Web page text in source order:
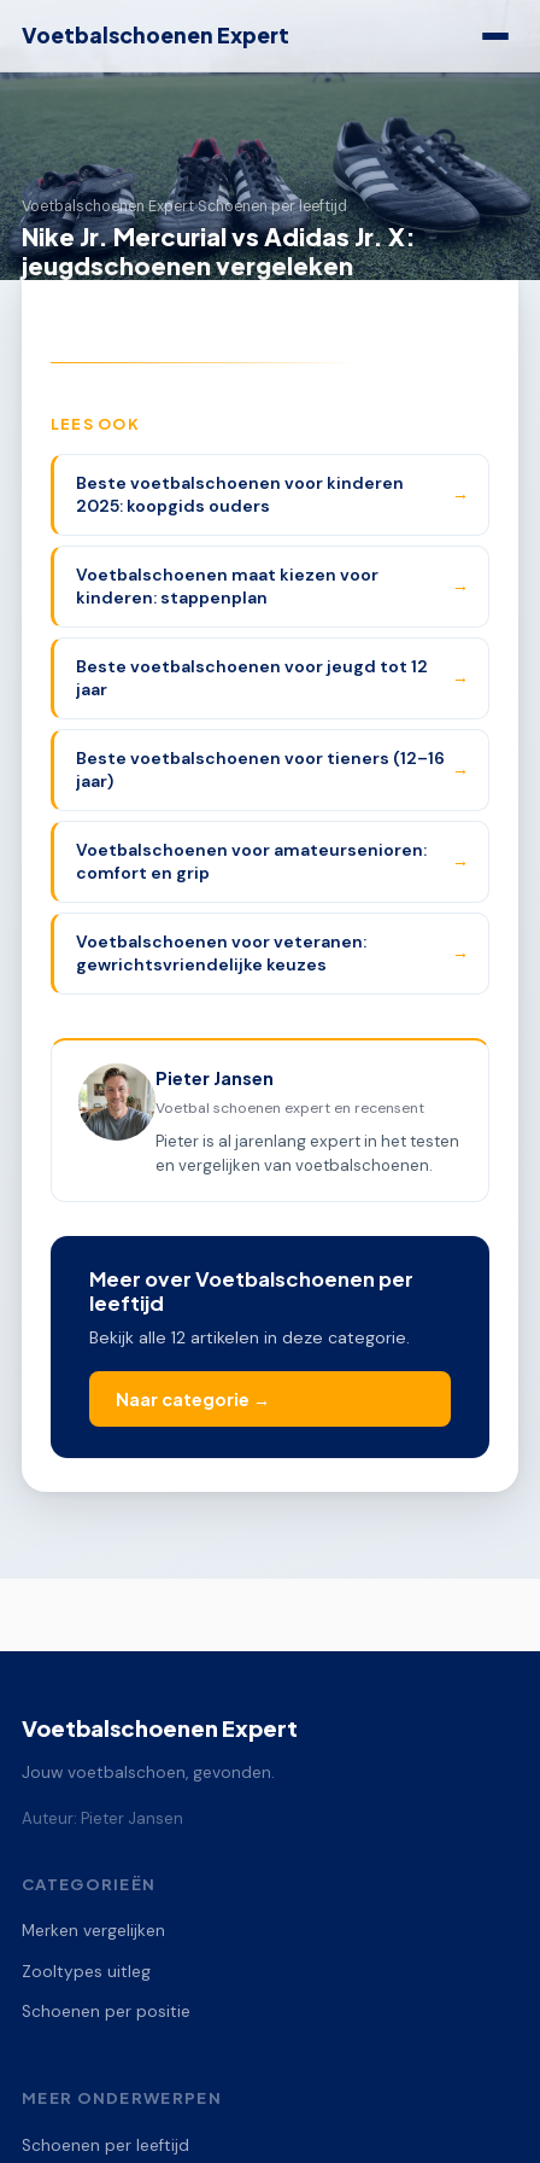
Voetbalschoenen Expert
Voetbalschoenen Expert›Schoenen per leeftijd
Nike Jr. Mercurial vs Adidas Jr. X:
jeugdschoenen vergeleken
LEES OOK
Beste voetbalschoenen voor kinderen
2025: koopgids ouders
→
Voetbalschoenen maat kiezen voor
kinderen: stappenplan
→
Beste voetbalschoenen voor jeugd tot 12
jaar
→
Beste voetbalschoenen voor tieners (12–16
jaar)
→
Voetbalschoenen voor amateursenioren:
comfort en grip
→
Voetbalschoenen voor veteranen:
gewrichtsvriendelijke keuzes
→
Pieter Jansen
Voetbal schoenen expert en recensent
Pieter is al jarenlang expert in het testen
en vergelijken van voetbalschoenen.
Meer over Voetbalschoenen per
leeftijd
Bekijk alle 12 artikelen in deze categorie.
Naar categorie →
Voetbalschoenen Expert
Jouw voetbalschoen, gevonden.
Auteur: Pieter Jansen
CATEGORIEËN
Merken vergelijken
Zooltypes uitleg
Schoenen per positie
MEER ONDERWERPEN
Schoenen per leeftijd